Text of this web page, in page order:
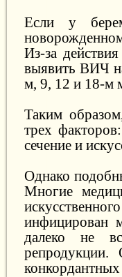
Если у
Из-за
выявить ВИЧ
м, 9, 12 и 18-м
Таким
трех
сечение и
Однако
Многие
инфицирован
далеко не
конкордантных